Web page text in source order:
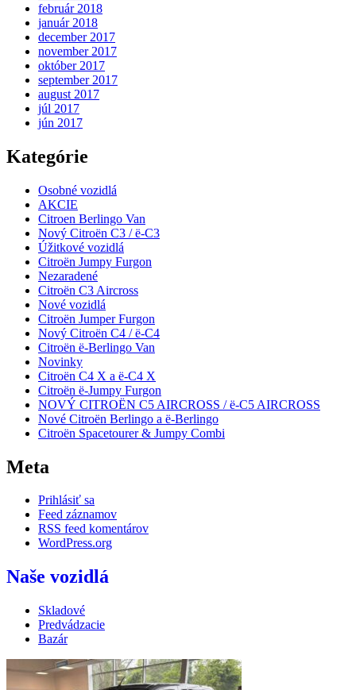
február 2018
január 2018
december 2017
november 2017
október 2017
september 2017
august 2017
júl 2017
jún 2017
Kategórie
Osobné vozidlá
AKCIE
Citroen Berlingo Van
Nový Citroën C3 / ë-C3
Úžitkové vozidlá
Citroën Jumpy Furgon
Nezaradené
Citroën C3 Aircross
Nové vozidlá
Citroën Jumper Furgon
Nový Citroën C4 / ë-C4
Citroën ë-Berlingo Van
Novinky
Citroën C4 X a ë-C4 X
Citroën ë-Jumpy Furgon
NOVÝ CITROËN C5 AIRCROSS / ë-C5 AIRCROSS
Nové Citroën Berlingo a ë-Berlingo
Citroën Spacetourer & Jumpy Combi
Meta
Prihlásiť sa
Feed záznamov
RSS feed komentárov
WordPress.org
Naše vozidlá
Skladové
Predvádzacie
Bazár